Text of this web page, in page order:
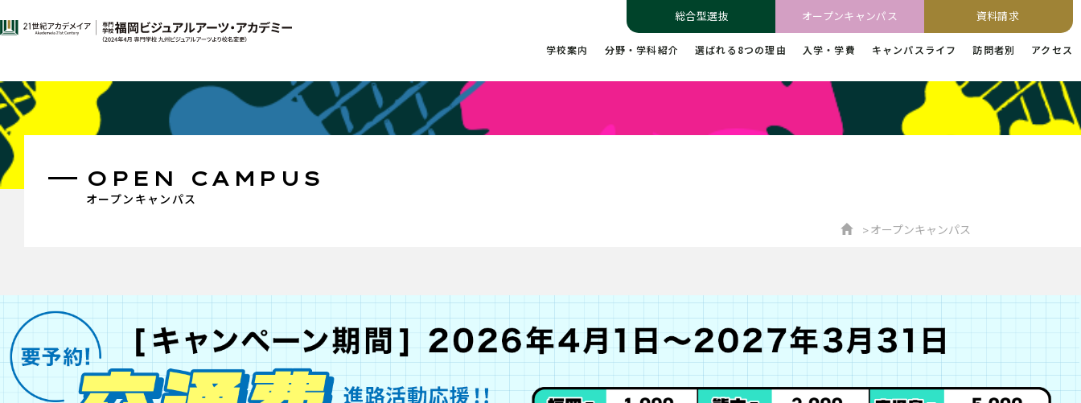
総合型選抜 オープンキャンパス 資料請求
学校案内 分野・学科紹介 選ばれる8つの理由 入学・学費 キャンパスライフ 訪問者別 アクセス
オープンキャンパス
OPEN CAMPUS
オープンキャンパス